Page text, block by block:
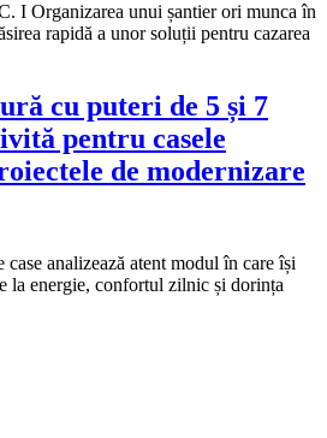
I Organizarea unui șantier ori munca în
rapidă a unor soluții pentru cazarea
cu puteri de 5 și 7
pentru casele
de modernizare
analizează atent modul în care își
la energie, confortul zilnic și dorința